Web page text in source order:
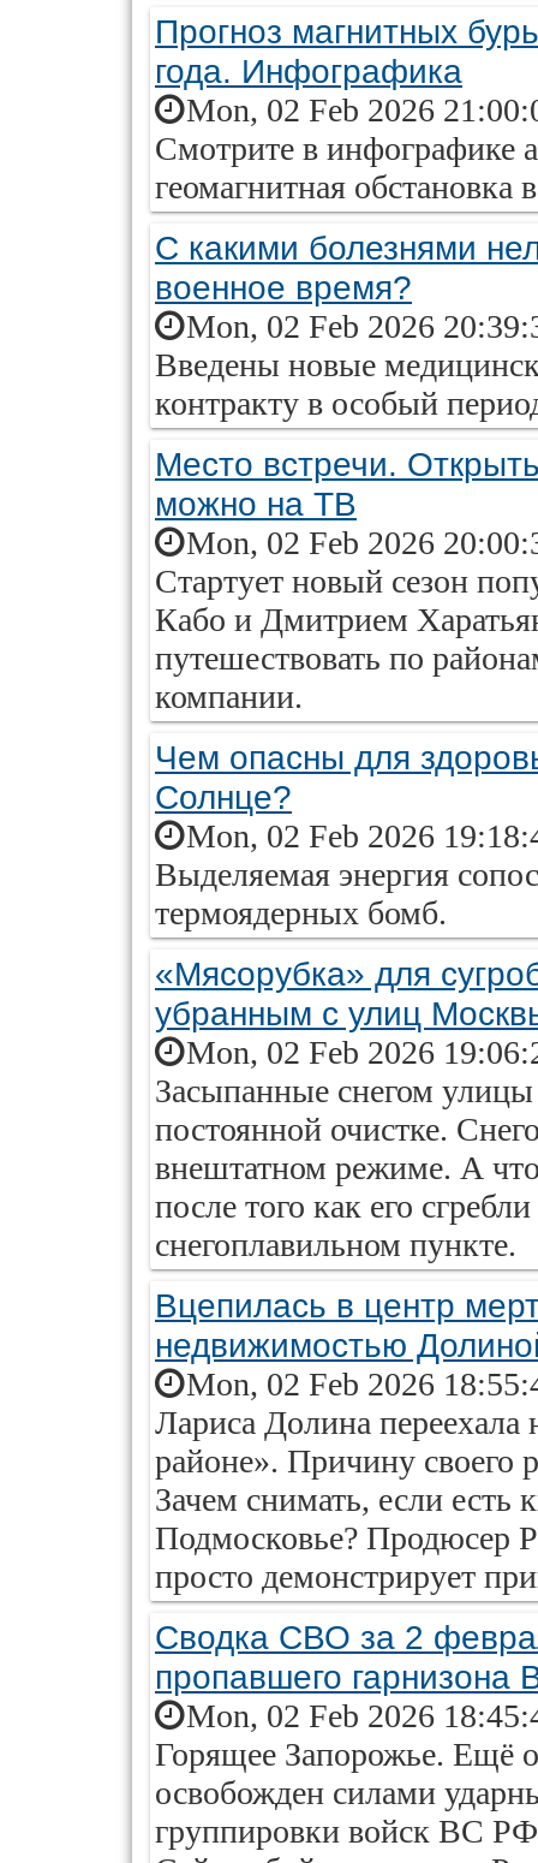
Прогноз магнитных
года. Инфографика
Mon, 02 Feb 2026
Смотрите в инфографике
геомагнитная обстановка
С какими болезнями
военное время?
Mon, 02 Feb 2026
Введены новые
контракту в особый
Место встречи.
можно на ТВ
Mon, 02 Feb 2026
Стартует новый сезон
Кабо и Дмитрием
путешествовать по
компании.
Чем опасны для
Солнце?
Mon, 02 Feb 2026
Выделяемая энергия
термоядерных бомб.
«Мясорубка» для
убранным с улиц
Mon, 02 Feb 2026
Засыпанные снегом
постоянной очистке.
внештатном режиме. А
после того как его
снегоплавильном пункте.
Вцепилась в центр
недвижимостью
Mon, 02 Feb 2026
Лариса Долина
районе». Причину своего
Зачем снимать, если есть
Подмосковье? Продюсер
просто демонстрирует
Сводка СВО за 2
пропавшего гарнизона
Mon, 02 Feb 2026
Горящее Запорожье. Ещё
освобожден силами
группировки войск ВС